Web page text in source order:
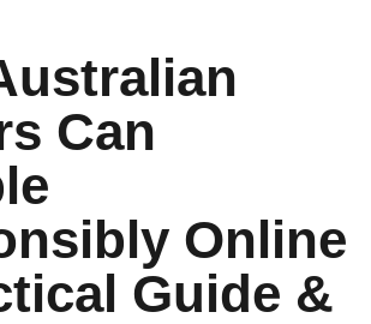
Can
Online
Guide &